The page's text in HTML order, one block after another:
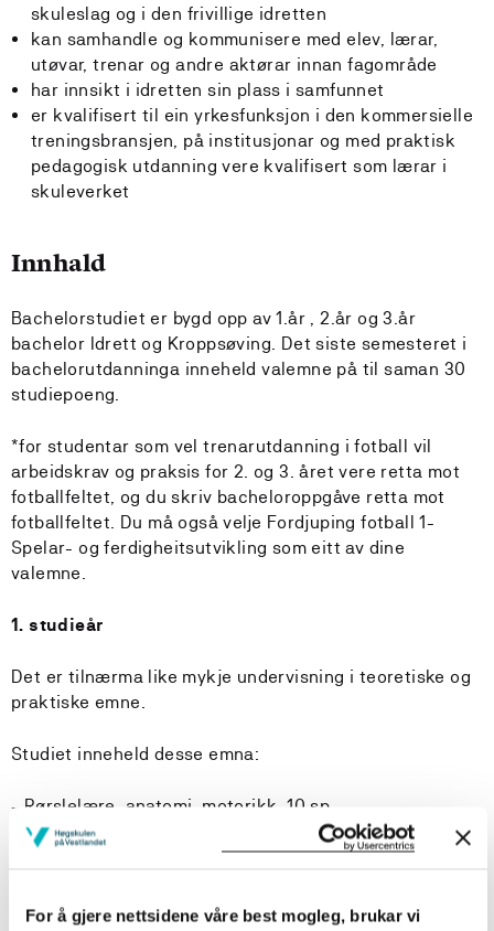
For å gjere nettsidene våre best mogleg, brukar vi
skuleslag og i den frivillige idretten
kan samhandle og kommunisere med elev, lærar,
utøvar, trenar og andre aktørar innan fagområde
har innsikt i idretten sin plass i samfunnet
er kvalifisert til ein yrkesfunksjon i den kommersielle
treningsbransjen, på institusjonar og med praktisk
pedagogisk utdanning vere kvalifisert som lærar i
skuleverket
Innhald
Bachelorstudiet er bygd opp av 1.år , 2.år og 3.år
bachelor Idrett og Kroppsøving. Det siste semesteret i
bachelorutdanninga inneheld valemne på til saman 30
studiepoeng.
*for studentar som vel trenarutdanning i fotball vil
arbeidskrav og praksis for 2. og 3. året vere retta mot
fotballfeltet, og du skriv bacheloroppgåve retta mot
fotballfeltet. Du må også velje Fordjuping fotball 1-
Spelar- og ferdigheitsutvikling som eitt av dine
valemne.
1. studieår
Det er tilnærma like mykje undervisning i teoretiske og
praktiske emne.
Studiet inneheld desse emna:
- Rørslelære, anatomi, motorikk, 10 sp
- Idrett og samfunn, 10 sp
- Undervisningslære, 10 sp